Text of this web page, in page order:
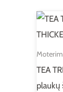
TEA
plaukų